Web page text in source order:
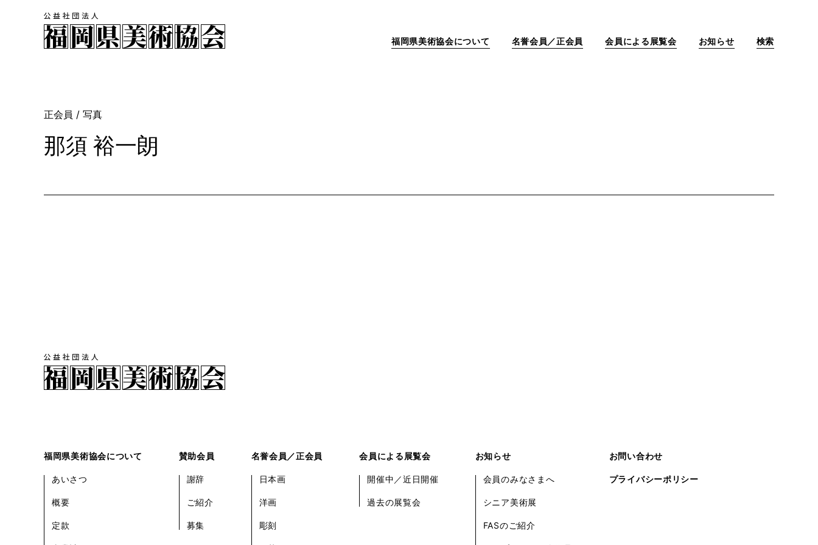
福岡県美術協会について 名誉会員／正会員 会員による展覧会 お知らせ 検索
正会員 / 写真
那須 裕一朗
福岡県美術協会について
あいさつ
概要
定款
賛助会員
謝辞
ご紹介
募集
名誉会員／正会員
日本画
洋画
彫刻
会員による展覧会
開催中／近日開催
過去の展覧会
お知らせ
会員のみなさまへ
シニア美術展
FASのご紹介
お問い合わせ
プライバシーポリシー